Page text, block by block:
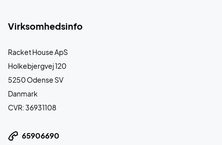
Virksomhedsinfo
Racket House ApS
Holkebjergvej 120
5250 Odense SV
Danmark
CVR: 36931108
65906690